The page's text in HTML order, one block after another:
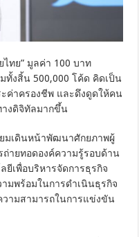
ทย” มูลค่า 100 บาท
ทั้งสิ้น 500,000 โค้ด คิดเป็น
ค่าครองชีพ และดึงดูดให้คน
งดิจิทัลมากขึ้น
มเดินหน้าพัฒนาศักยภาพผู้
ถ่ายทอดองค์ความรู้รอบด้าน
ยีเพื่อบริหารจัดการธุรกิจ
มพร้อมในการดำเนินธุรกิจ
ามสามารถในการแข่งขัน